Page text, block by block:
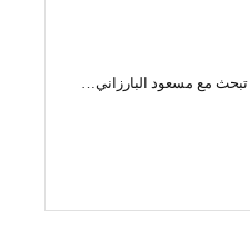
تبحث مع مسعود البارزاني…